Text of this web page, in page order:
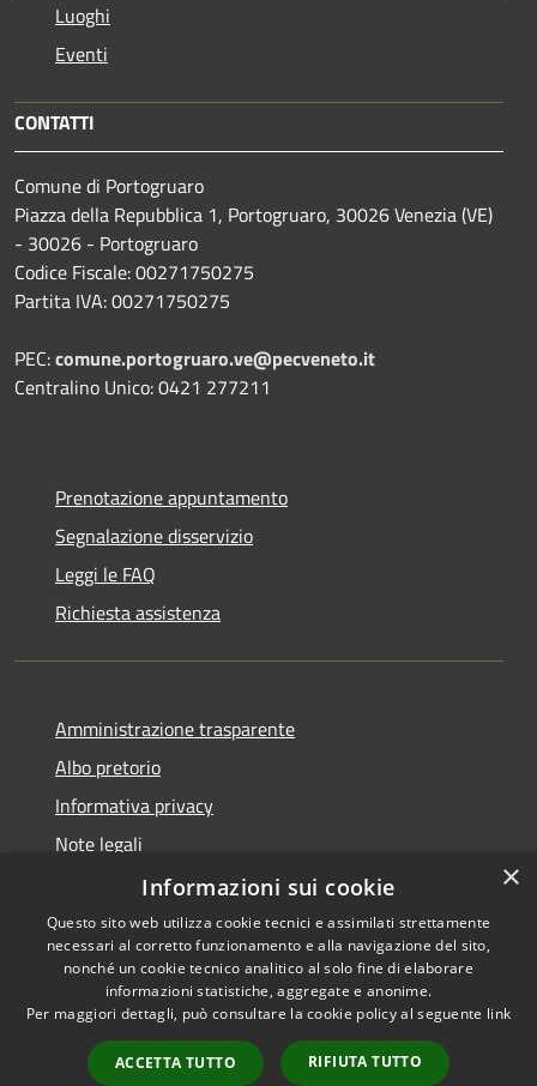
Luoghi
Eventi
CONTATTI
Comune di Portogruaro
Piazza della Repubblica 1, Portogruaro, 30026 Venezia (VE)
- 30026 - Portogruaro
Codice Fiscale: 00271750275
Partita IVA: 00271750275
PEC:comune.portogruaro.ve@pecveneto.it
Centralino Unico: 0421 277211
Prenotazione appuntamento
Segnalazione disservizio
Leggi le FAQ
Richiesta assistenza
Amministrazione trasparente
Albo pretorio
Informativa privacy
Note legali
Dichiarazione di accessibilità
RSS
Accessibilità
Copyright © 2026 • Comune di
Municipium•
Accesso
×
Informazioni sui cookie
Questo sito web utilizza cookie tecnici e assimilati strettamente
necessari al corretto funzionamento e alla navigazione del sito,
nonché un cookie tecnico analitico al solo fine di elaborare
informazioni statistiche, aggregate e anonime.
Per maggiori dettagli, può consultare la cookie policy al seguente link
ACCETTA TUTTO RIFIUTA TUTTO